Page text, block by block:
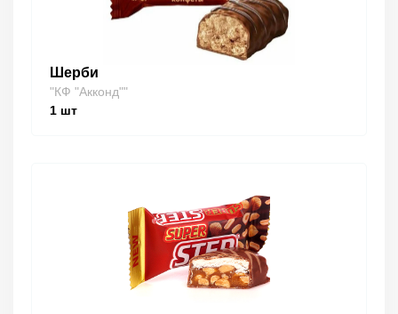
Шерби
"КФ "Акконд""
1 шт